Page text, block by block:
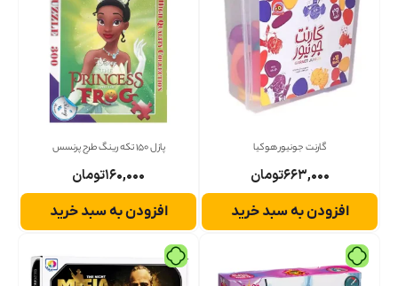
گارنت جونیور هوکیا
۶۶۳,۰۰۰تومان
افزودن به سبد خرید
۱۶۰,۰۰۰تومان
افزودن به سبد خرید